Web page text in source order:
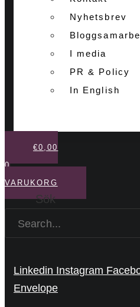
Nyhetsbrev
I media
PR & Policy
In English
€0,00
0
VARUKORG
Sök
Linkedin Instagram
Envelope